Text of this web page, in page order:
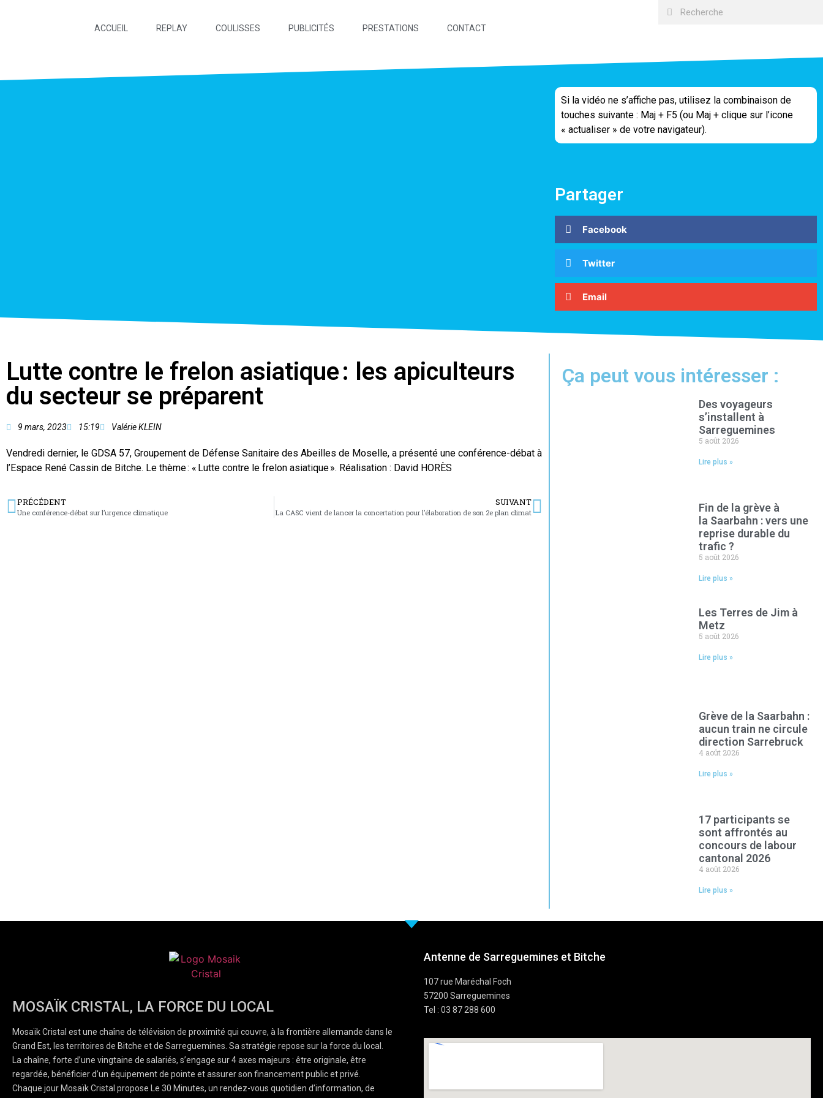
ACCUEIL REPLAY COULISSES PUBLICITÉS PRESTATIONS CONTACT
Si la vidéo ne s’affiche pas, utilisez la combinaison de
touches suivante : Maj + F5 (ou Maj + clique sur l’icone
« actualiser » de votre navigateur).
Partager
Facebook
Twitter
Email
Lutte contre le frelon asiatique : les apiculteurs
du secteur se préparent
9 mars, 2023 15:19 Valérie KLEIN
Vendredi dernier, le GDSA 57, Groupement de Défense Sanitaire des Abeilles de Moselle, a présenté une conférence-débat à
l’Espace René Cassin de Bitche. Le thème : « Lutte contre le frelon asiatique ». Réalisation : David HORÈS
PRÉCÉDENT
Une conférence-débat sur l’urgence climatique
SUIVANT
La CASC vient de lancer la concertation pour l’élaboration de son 2e plan climat
Ça peut vous intéresser :
Des voyageurs
s’installent à
Sarreguemines
5 août 2026
Lire plus »
Fin de la grève à
la Saarbahn : vers une
reprise durable du
trafic ?
5 août 2026
Lire plus »
Les Terres de Jim à
Metz
5 août 2026
Lire plus »
Grève de la Saarbahn :
aucun train ne circule
direction Sarrebruck
4 août 2026
Lire plus »
17 participants se
sont affrontés au
concours de labour
cantonal 2026
4 août 2026
Lire plus »
MOSAÏK CRISTAL, LA FORCE DU LOCAL
Mosaïk Cristal est une chaîne de télévision de proximité qui couvre, à la frontière allemande dans le
Grand Est, les territoires de Bitche et de Sarreguemines. Sa stratégie repose sur la force du local.
La chaîne, forte d’une vingtaine de salariés, s’engage sur 4 axes majeurs : être originale, être
regardée, bénéficier d’un équipement de pointe et assurer son financement public et privé.
Chaque jour Mosaïk Cristal propose Le 30 Minutes, un rendez-vous quotidien d’information, de
Antenne de Sarreguemines et Bitche
107 rue Maréchal Foch
57200 Sarreguemines
Tel : 03 87 288 600